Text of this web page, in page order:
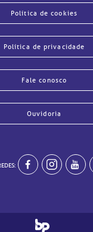
Política de cookies
Política de privacidade
Fale conosco
Ouvidoria